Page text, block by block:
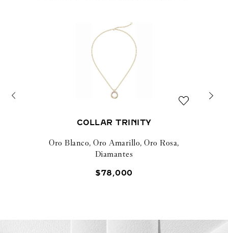
COLLAR TRINITY
Oro Blanco, Oro Amarillo, Oro Rosa,
Diamantes
$78,000